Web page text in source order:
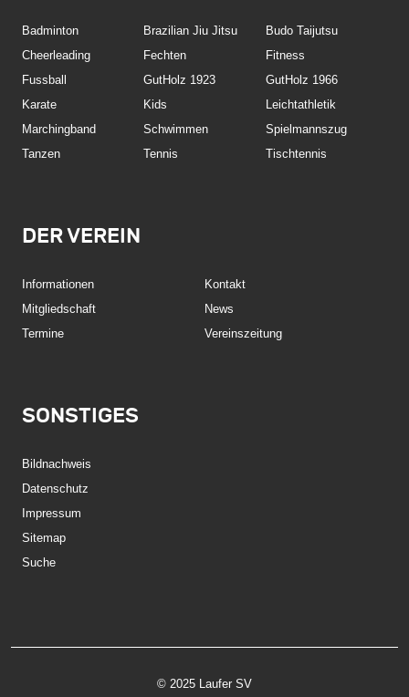
Badminton Brazilian Jiu Jitsu
Budo Taijutsu
Cheerleading
Fechten
Fitness
Fussball
GutHolz 1923
GutHolz 1966
Karate
Kids
Leichtathletik
Marchingband
Schwimmen
Spielmannszug
Tanzen
Tennis Tischtennis
DER VEREIN
Informationen
Kontakt
Mitgliedschaft
News
Termine
Vereinszeitung
SONSTIGES
Bildnachweis
Datenschutz
Impressum
Sitemap
Suche
© 2025 Laufer SV